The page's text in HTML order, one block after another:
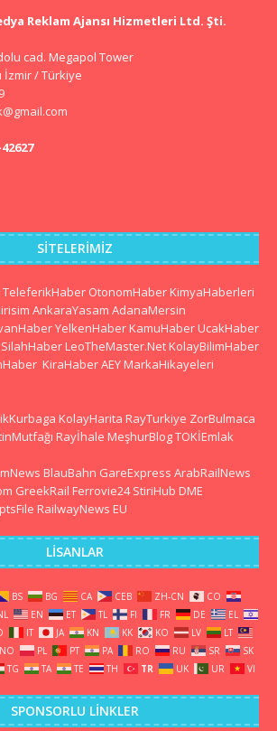
Reklam Ajansı Hizmetleri Ltd. Şti.
cad. Megapol Tower
İzmir / Türkiye
SITELERIMIZ
TeleferikHaber OtonomHaber KimyaHaberleri
AnkaraYasam AdanaMersin
YelkenHaber KamuHaber UcakHaber
SilahHaber LeoTheMaster.Net KolayBilimHaber
KiraHaberAEY MarkaHikayeleri
KolayHarita RayTurkiye ZorBulmaca
Rayİhale MeşhurBlogTOKİEmlak
BlauBahn GareExpress ArabRailNews
GreekRail Ferrovie24 StiriHub DME
RailwayNews EU
LISANLAR
BS BG CA CEB ZH-CN
CO
EN ET TL FI FR DE
EL
IT JA KN KK KO LV
LT
NO PL PT PA RO RU SR
SK
TG TA TE TH TR UK UR VI
SPONSORLU LINKLER